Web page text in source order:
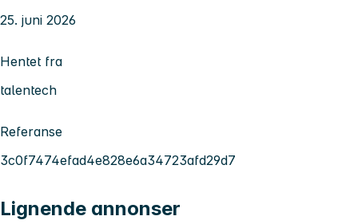
25. juni 2026
Hentet fra
talentech
Referanse
3c0f7474efad4e828e6a34723afd29d7
Lignende annonser